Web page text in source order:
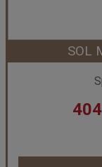
már
SOL